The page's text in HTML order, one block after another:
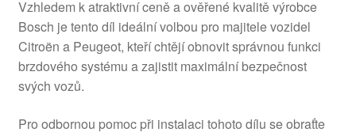
Vzhledem k atraktivní ceně a ověřené kvalitě výrobce
Bosch je tento díl ideální volbou pro majitele vozidel
Citroën a Peugeot, kteří chtějí obnovit správnou funkci
brzdového systému a zajistit maximální bezpečnost
svých vozů.
Pro odbornou pomoc při instalaci tohoto dílu se obraťte